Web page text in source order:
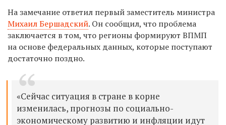
На замечание ответил первый заместитель министра
Михаил Бершадский. Он сообщил, что проблема
заключается в том, что регионы формируют ВПМП
на основе федеральных данных, которые поступают
достаточно поздно.
«Сейчас ситуация в стране в корне
изменилась, прогнозы по социально-
экономическому развитию и инфляции идут